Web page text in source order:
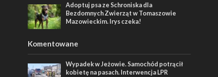
Adoptuj psa ze Schroniska dla
Bezdomnych Zwierząt w Tomaszowie
Mazowieckim. Irys czeka!
Komentowane
Wypadek w Jeżowie. Samochód potrącił
kobietę na pasach. Interwencja LPR